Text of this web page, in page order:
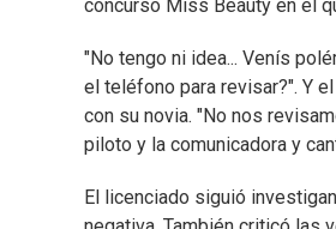
concurso Miss Beauty en el
"No tengo ni idea... Venís
el teléfono para revisar?". Y
con su novia. "No nos
piloto y la comunicadora y
El licenciado siguió